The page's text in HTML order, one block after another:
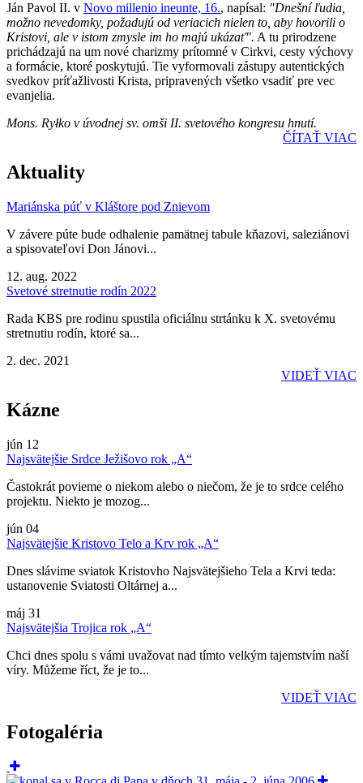
Ján Pavol II. v Novo millenio ineunte, 16., napísal: "Dnešní ľudia,
možno nevedomky, požadujú od veriacich nielen to, aby hovorili o
Kristovi, ale v istom zmysle im ho majú ukázať". A tu prirodzene
prichádzajú na um nové charizmy prítomné v Cirkvi, cesty výchovy
a formácie, ktoré poskytujú. Tie vyformovali zástupy autentických
svedkov príťažlivosti Krista, pripravených všetko vsadiť pre vec
evanjelia.
Mons. Ryłko v úvodnej sv. omši II. svetového kongresu hnutí.
ČÍTAŤ VIAC
Aktuality
Mariánska púť v Kláštore pod Znievom
V závere púte bude odhalenie pamätnej tabule kňazovi, saleziánovi
a spisovateľovi Don Jánovi...
12. aug. 2022
Svetové stretnutie rodín 2022
Rada KBS pre rodinu spustila oficiálnu strtánku k X. svetovému
stretnutiu rodín, ktoré sa...
2. dec. 2021
VIDEŤ VIAC
Kázne
jún 12
Najsvätejšie Srdce Ježišovo rok „A“
Častokrát povieme o niekom alebo o niečom, že je to srdce celého
projektu. Niekto je mozog...
jún 04
Najsvätejšie Kristovo Telo a Krv rok „A“
Dnes slávime sviatok Kristovho Najsvätejšieho Tela a Krvi teda:
ustanovenie Sviatosti Oltárnej a...
máj 31
Najsvätejšia Trojica rok „A“
Chci dnes spolu s vámi uvažovat nad tímto velkým tajemstvím naší
víry. Můžeme říct, že je to...
VIDEŤ VIAC
Fotogaléria